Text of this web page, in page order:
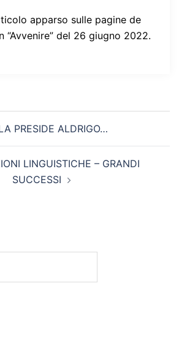
apparso sulle pagine de
“Avvenire” del 26 giugno 2022.
PRESIDE ALDRIGO…
LINGUISTICHE – GRANDI
SUCCESSI